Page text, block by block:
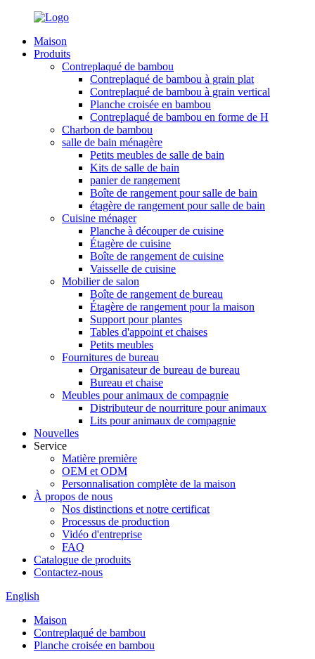
Maison
Produits
Contreplaqué de bambou
Contreplaqué de bambou à grain plat
Contreplaqué de bambou à grain vertical
Planche croisée en bambou
Contreplaqué de bambou en forme de H
Charbon de bambou
salle de bain ménagère
Petits meubles de salle de bain
Kits de salle de bain
panier de rangement
Boîte de rangement pour salle de bain
étagère de rangement pour salle de bain
Cuisine ménager
Planche à découper de cuisine
Étagère de cuisine
Boîte de rangement de cuisine
Vaisselle de cuisine
Mobilier de salon
Boîte de rangement de bureau
Étagère de rangement pour la maison
Support pour plantes
Tables d'appoint et chaises
Petits meubles
Fournitures de bureau
Organisateur de bureau de bureau
Bureau et chaise
Meubles pour animaux de compagnie
Distributeur de nourriture pour animaux
Lits pour animaux de compagnie
Nouvelles
Service
Matière première
OEM et ODM
Personnalisation complète de la maison
À propos de nous
Nos distinctions et notre certificat
Processus de production
Vidéo d'entreprise
FAQ
Catalogue de produits
Contactez-nous
English
Maison
Contreplaqué de bambou
Planche croisée en bambou